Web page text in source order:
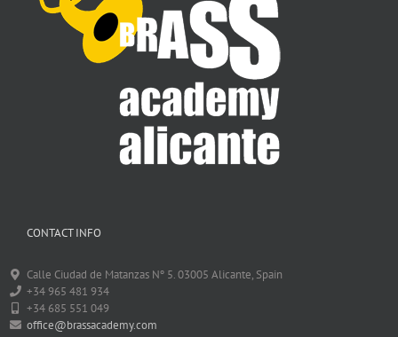
CONTACT INFO
Calle Ciudad de Matanzas Nº 5. 03005 Alicante, Spain
+34 965 481 934
+34 685 551 049
office@brassacademy.com